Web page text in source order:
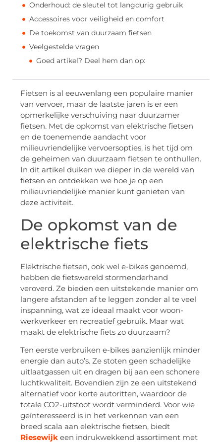
Onderhoud: de sleutel tot langdurig gebruik
Accessoires voor veiligheid en comfort
De toekomst van duurzaam fietsen
Veelgestelde vragen
Goed artikel? Deel hem dan op:
Fietsen is al eeuwenlang een populaire manier
van vervoer, maar de laatste jaren is er een
opmerkelijke verschuiving naar duurzamer
fietsen. Met de opkomst van elektrische fietsen
en de toenemende aandacht voor
milieuvriendelijke vervoersopties, is het tijd om
de geheimen van duurzaam fietsen te onthullen.
In dit artikel duiken we dieper in de wereld van
fietsen en ontdekken we hoe je op een
milieuvriendelijke manier kunt genieten van
deze activiteit.
De opkomst van de
elektrische fiets
Elektrische fietsen, ook wel e-bikes genoemd,
hebben de fietswereld stormenderhand
veroverd. Ze bieden een uitstekende manier om
langere afstanden af te leggen zonder al te veel
inspanning, wat ze ideaal maakt voor woon-
werkverkeer en recreatief gebruik. Maar wat
maakt de elektrische fiets zo duurzaam?
Ten eerste verbruiken e-bikes aanzienlijk minder
energie dan auto’s. Ze stoten geen schadelijke
uitlaatgassen uit en dragen bij aan een schonere
luchtkwaliteit. Bovendien zijn ze een uitstekend
alternatief voor korte autoritten, waardoor de
totale CO2-uitstoot wordt verminderd. Voor wie
geïnteresseerd is in het verkennen van een
breed scala aan elektrische fietsen, biedt
Riesewijk een indrukwekkend assortiment met